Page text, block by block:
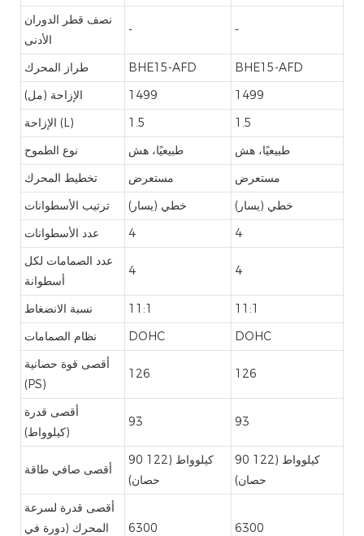
نصف قطر الدوران
الأدنى
- -
طراز المحرك BHE15-AFD
BHE15-AFD
الإزاحة (مل)
1499
1499
الإزاحة (L)
1.5
1.5
نوع الطموح
طبيعيًا، هش
طبيعيًا، هش
تخطيط المحرك
مستعرض
مستعرض
ترتيب الأسطوانات
خطي (يسار)
خطي (يسار)
عدد الأسطوانات
4
4
عدد الصمامات لكل
أسطوانة
4 4
نسبة الانضغاط 11:1
11:1
نظام الصمامات
DOHC
DOHC
أقصى قوة حصانية
(PS)
126 126
أقصى قدرة
(كيلوواط)
93 93
أقصى صافي طاقة
90 كيلوواط (122
حصان)
90 كيلوواط (122
حصان)
أقصى قدرة لسرعة
المحرك (دورة في
6300 6300